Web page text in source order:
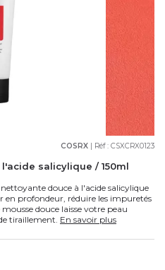
COSRX | Réf : CSXCRX0123
salicylique / 150ml
douce à l'acide salicylique
en profondeur, réduire les impuretés
douce laisse votre peau
tiraillement. En savoir plus